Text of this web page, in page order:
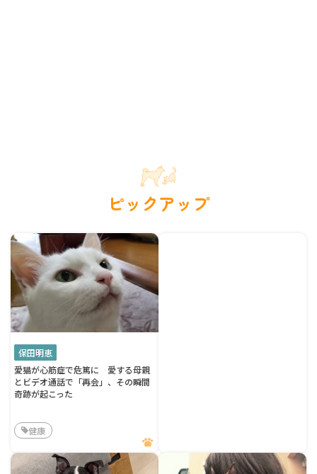
ピックアップ
保田明恵
愛猫が心筋症で危篤に 愛する母親
とビデオ通話で「再会」、その瞬間
奇跡が起こった
健康